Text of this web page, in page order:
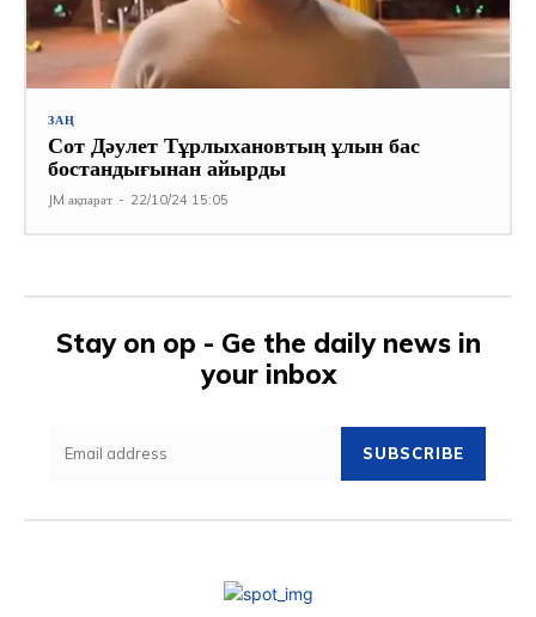
ЗАҢ
Сот Дәулет Тұрлыхановтың ұлын бас
бостандығынан айырды
JM ақпарат - 22/10/24 15:05
Stay on op - Ge the daily news in
your inbox
SUBSCRIBE